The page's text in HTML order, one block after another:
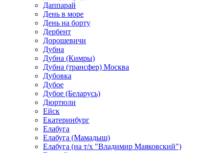
Даппарай
День в море
День на борту
Дербент
Дорошевичи
Дубна
Дубна (Кимры)
Дубна (трансфер) Москва
Дубовка
Дубое
Дубое (Беларусь)
Дюртюли
Ейск
Екатеринбург
Елабуга
Елабуга (Мамадыш)
Елабуга (на т/х "Владимир Маяковский")